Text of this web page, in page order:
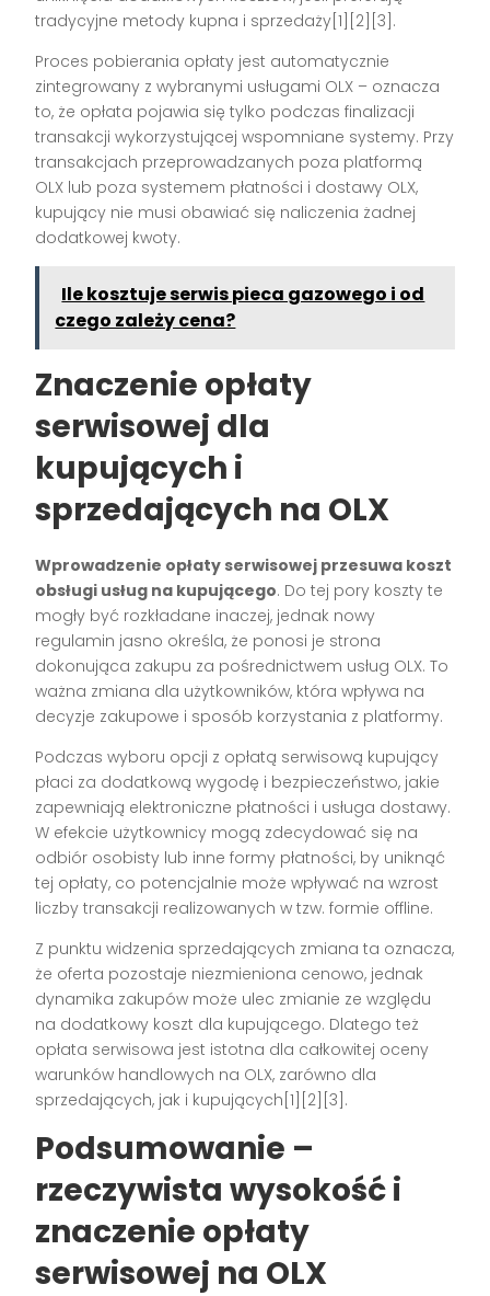
tradycyjne metody kupna i sprzedaży[1][2][3].
Proces pobierania opłaty jest automatycznie
zintegrowany z wybranymi usługami OLX – oznacza
to, że opłata pojawia się tylko podczas finalizacji
transakcji wykorzystującej wspomniane systemy. Przy
transakcjach przeprowadzanych poza platformą
OLX lub poza systemem płatności i dostawy OLX,
kupujący nie musi obawiać się naliczenia żadnej
dodatkowej kwoty.
Ile kosztuje serwis pieca gazowego i od
czego zależy cena?
Znaczenie opłaty
serwisowej dla
kupujących i
sprzedających na OLX
Wprowadzenie opłaty serwisowej przesuwa koszt
obsługi usług na kupującego. Do tej pory koszty te
mogły być rozkładane inaczej, jednak nowy
regulamin jasno określa, że ponosi je strona
dokonująca zakupu za pośrednictwem usług OLX. To
ważna zmiana dla użytkowników, która wpływa na
decyzje zakupowe i sposób korzystania z platformy.
Podczas wyboru opcji z opłatą serwisową kupujący
płaci za dodatkową wygodę i bezpieczeństwo, jakie
zapewniają elektroniczne płatności i usługa dostawy.
W efekcie użytkownicy mogą zdecydować się na
odbiór osobisty lub inne formy płatności, by uniknąć
tej opłaty, co potencjalnie może wpływać na wzrost
liczby transakcji realizowanych w tzw. formie offline.
Z punktu widzenia sprzedających zmiana ta oznacza,
że oferta pozostaje niezmieniona cenowo, jednak
dynamika zakupów może ulec zmianie ze względu
na dodatkowy koszt dla kupującego. Dlatego też
opłata serwisowa jest istotna dla całkowitej oceny
warunków handlowych na OLX, zarówno dla
sprzedających, jak i kupujących[1][2][3].
Podsumowanie –
rzeczywista wysokość i
znaczenie opłaty
serwisowej na OLX